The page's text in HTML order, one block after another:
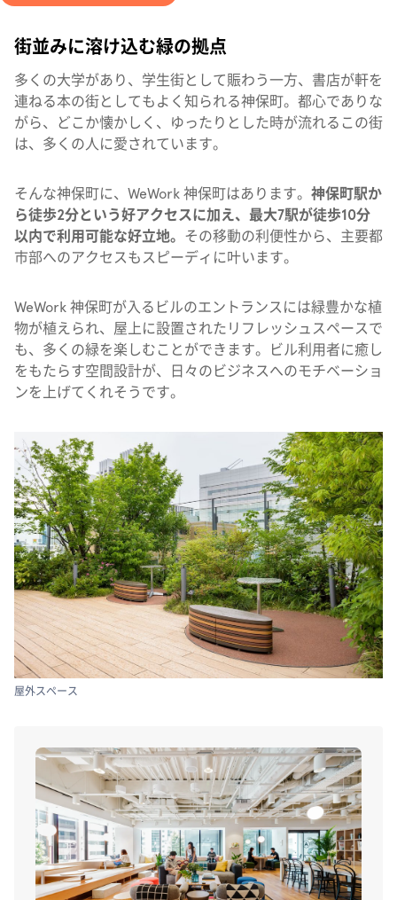
街並みに溶け込む緑の拠点
多くの大学があり、学生街として賑わう一方、書店が軒を
連ねる本の街としてもよく知られる神保町。都心でありな
がら、どこか懐かしく、ゆったりとした時が流れるこの街
は、多くの人に愛されています。
そんな神保町に、WeWork 神保町はあります。 神保町駅か
ら徒歩2分という好アクセスに加え、最大7駅が徒歩10分
以内で利用可能な好立地。 その移動の利便性から、主要都
市部へのアクセスもスピーディに叶います。
WeWork 神保町が入るビルのエントランスには緑豊かな植
物が植えられ、屋上に設置されたリフレッシュスペースで
も、多くの緑を楽しむことができます。ビル利用者に癒し
をもたらす空間設計が、日々のビジネスへのモチベーショ
ンを上げてくれそうです。
屋外スペース